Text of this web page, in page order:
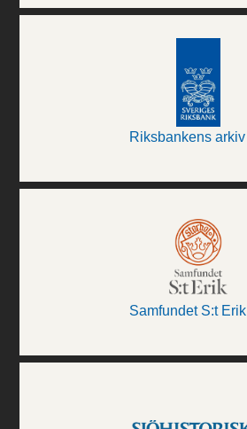
Riksbankens arkiv
Samfundet S:t Erik